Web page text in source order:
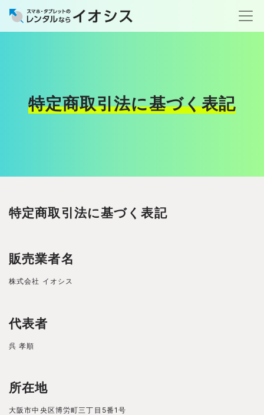
特定商取引法に基づく表記
特定商取引法に基づく表記
販売業者名
株式会社 イオシス
代表者
呉 孝順
所在地
大阪市中央区博労町三丁目5番1号